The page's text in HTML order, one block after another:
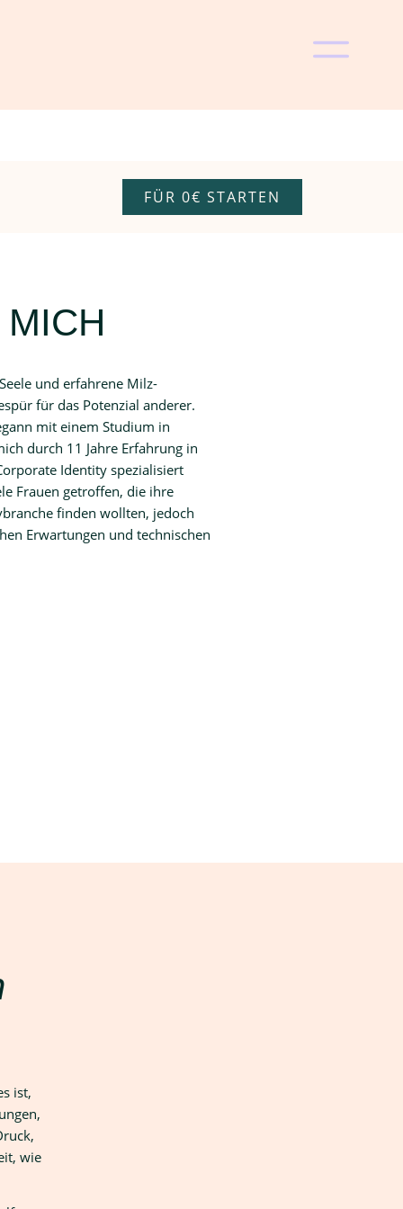
FÜR 0€ STARTEN
und erfahrene Milz-
für das Potenzial anderer.
mit einem Studium in
durch 11 Jahre Erfahrung in
Identity spezialisiert
Frauen getroffen, die ihre
finden wollten, jedoch
Erwartungen und technischen
ist,
wie